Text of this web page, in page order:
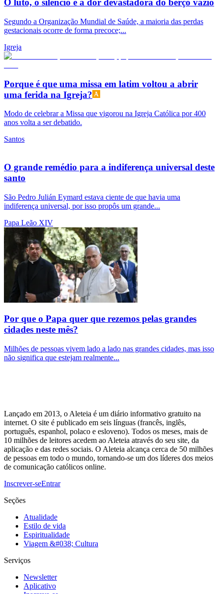
O luto, o silêncio e a dor devastadora do berço vazio
Segundo a Organização Mundial de Saúde, a maioria das perdas
gestacionais ocorre de forma precoce;...
Igreja
Porque é que uma missa em latim voltou a abrir
uma ferida na Igreja?
Modo de celebrar a Missa que vigorou na Igreja Católica por 400
anos volta a ser debatido.
Santos
O grande remédio para a indiferença universal deste
santo
São Pedro Julián Eymard estava ciente de que havia uma
indiferença universal, por isso propôs um grande...
Papa Leão XIV
Por que o Papa quer que rezemos pelas grandes
cidades neste mês?
Milhões de pessoas vivem lado a lado nas grandes cidades, mas isso
não significa que estejam realmente...
Lançado em 2013, o Aleteia é um diário informativo gratuito na
internet. O site é publicado em seis línguas (francês, inglês,
português, espanhol, polaco e esloveno). Todos os meses, mais de
10 milhões de leitores acedem ao Aleteia através do seu site, da
aplicação e das redes sociais. O Aleteia alcança cerca de 50 milhões
de pessoas em todo o mundo, tornando-se um dos líderes dos meios
de comunicação católicos online.
Inscrever-seEntrar
Seções
Atualidade
Estilo de vida
Espiritualidade
Viagem &#038; Cultura
Serviços
Newsletter
Aplicativo